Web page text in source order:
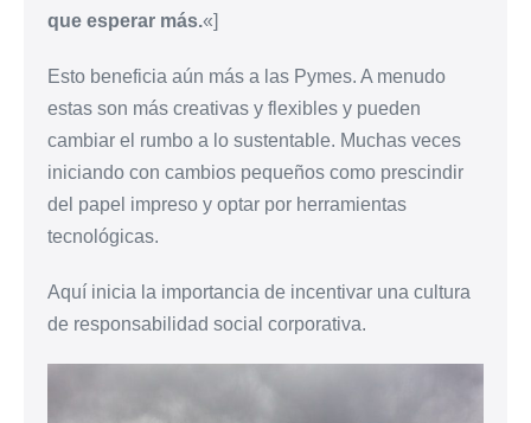
que esperar más.«]
Esto beneficia aún más a las Pymes. A menudo
estas son más creativas y flexibles y pueden
cambiar el rumbo a lo sustentable. Muchas veces
iniciando con cambios pequeños como prescindir
del papel impreso y optar por herramientas
tecnológicas.
Aquí inicia la importancia de incentivar una cultura
de responsabilidad social corporativa.